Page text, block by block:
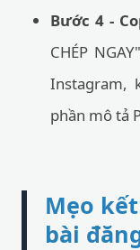
Bước 4 -
CHÉP
Instagram,
phần mô tả
Mẹo
bài